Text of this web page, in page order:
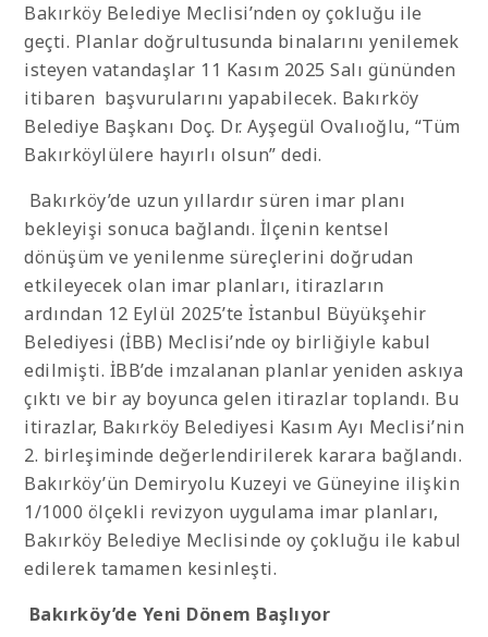
Bakırköy Belediye Meclisi’nden oy çokluğu ile
geçti. Planlar doğrultusunda binalarını yenilemek
isteyen vatandaşlar 11 Kasım 2025 Salı gününden
itibaren başvurularını yapabilecek. Bakırköy
Belediye Başkanı Doç. Dr. Ayşegül Ovalıoğlu, “Tüm
Bakırköylülere hayırlı olsun” dedi.
Bakırköy’de uzun yıllardır süren imar planı
bekleyişi sonuca bağlandı. İlçenin kentsel
dönüşüm ve yenilenme süreçlerini doğrudan
etkileyecek olan imar planları, itirazların
ardından 12 Eylül 2025’te İstanbul Büyükşehir
Belediyesi (İBB) Meclisi’nde oy birliğiyle kabul
edilmişti. İBB’de imzalanan planlar yeniden askıya
çıktı ve bir ay boyunca gelen itirazlar toplandı. Bu
itirazlar, Bakırköy Belediyesi Kasım Ayı Meclisi’nin
2. birleşiminde değerlendirilerek karara bağlandı.
Bakırköy’ün Demiryolu Kuzeyi ve Güneyine ilişkin
1/1000 ölçekli revizyon uygulama imar planları,
Bakırköy Belediye Meclisinde oy çokluğu ile kabul
edilerek tamamen kesinleşti.
Bakırköy’de Yeni Dönem Başlıyor